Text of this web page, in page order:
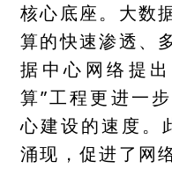
核心底座。大数
算的快速渗透、
据中心网络提
算”工程更进一
心建设的速度。
涌现，促进了网